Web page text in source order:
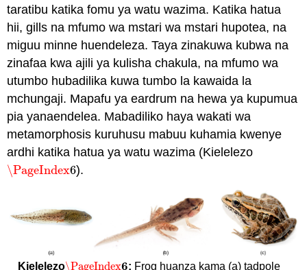
taratibu katika fomu ya watu wazima. Katika hatua
hii, gills na mfumo wa mstari wa mstari hupotea, na
miguu minne huendeleza. Taya zinakuwa kubwa na
zinafaa kwa ajili ya kulisha chakula, na mfumo wa
utumbo hubadilika kuwa tumbo la kawaida la
mchungaji. Mapafu ya eardrum na hewa ya kupumua
pia yanaendelea. Mabadiliko haya wakati wa
metamorphosis kuruhusu mabuu kuhamia kwenye
ardhi katika hatua ya watu wazima (Kielelezo
\PageIndex6
\PageIndex6).
Kielelezo\PageIndex6
\PageIndex6: Frog huanza kama (a) tadpole